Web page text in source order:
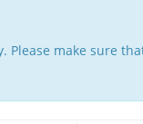
make sure